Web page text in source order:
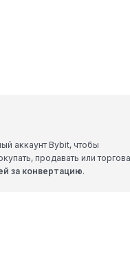
аккаунт Bybit, чтобы
продавать или
за конвертацию.